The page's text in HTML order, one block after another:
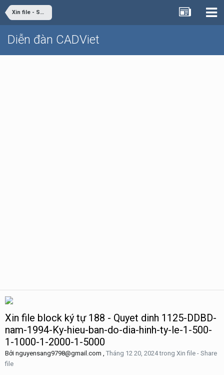
Xin file - Share file
Diễn đàn CADViet
Xin file block ký tự 188 - Quyet dinh 1125-DDBD-
nam-1994-Ky-hieu-ban-do-dia-hinh-ty-le-1-500-
1-1000-1-2000-1-5000
Bởi nguyensang9798@gmail.com , Tháng 12 20, 2024trong Xin file - Share
file